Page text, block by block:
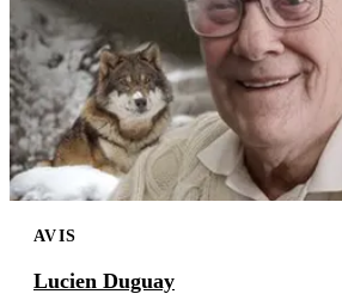
AVIS
Lucien Duguay